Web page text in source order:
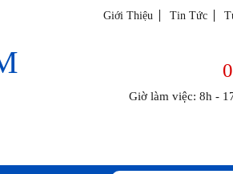
Giới Thiệu Tin Tức
Giờ làm việc: 8h -